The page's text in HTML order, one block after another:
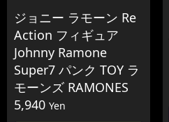
ジョニー ラモーン Re
Action フィギュア
Johnny Ramone
Super7 パンク TOY ラ
モーンズ RAMONES
5,940 Yen